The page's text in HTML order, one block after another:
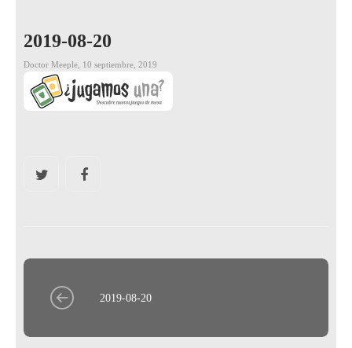
2019-08-20
Doctor Meeple 10 septiembre, 2019
2019-08-20